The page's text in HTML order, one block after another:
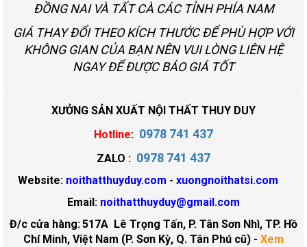
ĐỒNG NAI VÀ TẤT CÀ CÁC TỈNH PHÍA NAM
GIÁ THAY ĐỔI THEO KÍCH THƯỚC ĐỂ PHÙ HỢP VỚI
KHÔNG GIAN CỦA BẠN NÊN VUI LÒNG LIÊN HỆ
NGAY ĐỂ ĐƯỢC BÁO GIÁ TỐT
XƯỞNG SẢN XUẤT NỘI THẤT THUY DUY
Hotline: 0978 741 437
ZALO : 0978 741 437
Website: noithatthuyduy.com - xuongnoithatsi.com
Email: noithatthuyduy@gmail.com
Đ/c cửa hàng:517A Lê Trọng Tấn, P. Tân Sơn Nhì, TP. Hồ
Chí Minh, Việt Nam (P. Sơn Kỳ, Q. Tân Phú cũ) - Xem